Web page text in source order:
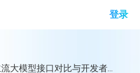
登录
2026十大LLM API推荐：主流大模型接口对比与开发者调用指南